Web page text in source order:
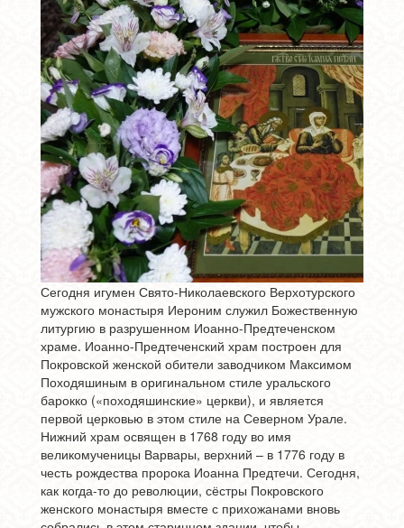
Сегодня игумен Свято-Николаевского Верхотурского
мужского монастыря Иероним служил Божественную
литургию в разрушенном Иоанно-Предтеченском
храме. Иоанно-Предтеченский храм построен для
Покровской женской обители заводчиком Максимом
Походяшиным в оригинальном стиле уральского
барокко («походяшинские» церкви), и является
первой церковью в этом стиле на Северном Урале.
Нижний храм освящен в 1768 году во имя
великомученицы Варвары, верхний – в 1776 году в
честь рождества пророка Иоанна Предтечи. Сегодня,
как когда-то до революции, сёстры Покровского
женского монастыря вместе с прихожанами вновь